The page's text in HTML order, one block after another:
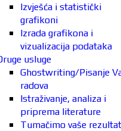
Izvješća i statistički
grafikoni
Izrada grafikona i
vizualizacija podataka
usluge
Ghostwriting/Pisanje
radova
Istraživanje, analiza i
priprema literature
Tumačimo vaše